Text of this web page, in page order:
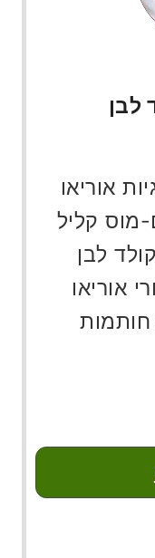
לבן
אוריאו
מוס קליל
לבן
אוריאו
חותמות